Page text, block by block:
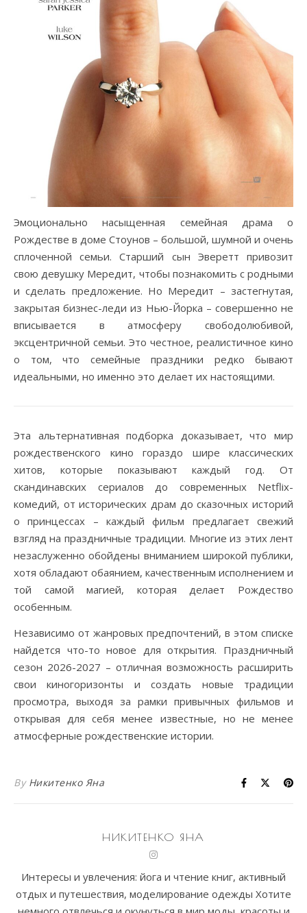
Эмоционально насыщенная семейная драма о
Рождестве в доме Стоунов – большой, шумной и очень
сплоченной семьи. Старший сын Эверетт привозит
свою девушку Мередит, чтобы познакомить с родными
и сделать предложение. Но Мередит – застегнутая,
закрытая бизнес-леди из Нью-Йорка – совершенно не
вписывается в атмосферу свободолюбивой,
эксцентричной семьи. Это честное, реалистичное кино
о том, что семейные праздники редко бывают
идеальными, но именно это делает их настоящими.
Эта альтернативная подборка доказывает, что мир
рождественского кино гораздо шире классических
хитов, которые показывают каждый год. От
скандинавских сериалов до современных Netflix-
комедий, от исторических драм до сказочных историй
о принцессах – каждый фильм предлагает свежий
взгляд на праздничные традиции. Многие из этих лент
незаслуженно обойдены вниманием широкой публики,
хотя обладают обаянием, качественным исполнением и
той самой магией, которая делает Рождество
особенным.
Независимо от жанровых предпочтений, в этом списке
найдется что-то новое для открытия. Праздничный
сезон 2026-2027 – отличная возможность расширить
свои киногоризонты и создать новые традиции
просмотра, выходя за рамки привычных фильмов и
открывая для себя менее известные, но не менее
атмосферные рождественские истории.
By Никитенко Яна
НИКИТЕНКО ЯНА
Интересы и увлечения: йога и чтение книг, активный
отдых и путешествия, моделирование одежды Хотите